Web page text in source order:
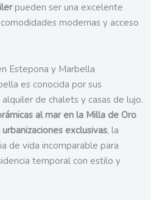
pueden ser una excelente
modernas y acceso
Estepona y Marbella
es conocida por sus
de chalets y casas de lujo.
al mar en la Milla de Oro
exclusivas, la
de vida incomparable para
temporal con estilo y